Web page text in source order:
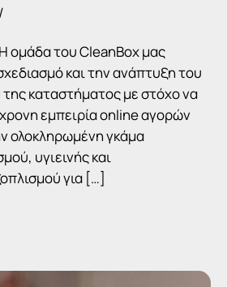
ομάδα του CleanBox μας
και την ανάπτυξη του
καταστήματος με στόχο να
εμπειρία online αγορών
ολοκληρωμένη γκάμα
υγιεινής και
για […]